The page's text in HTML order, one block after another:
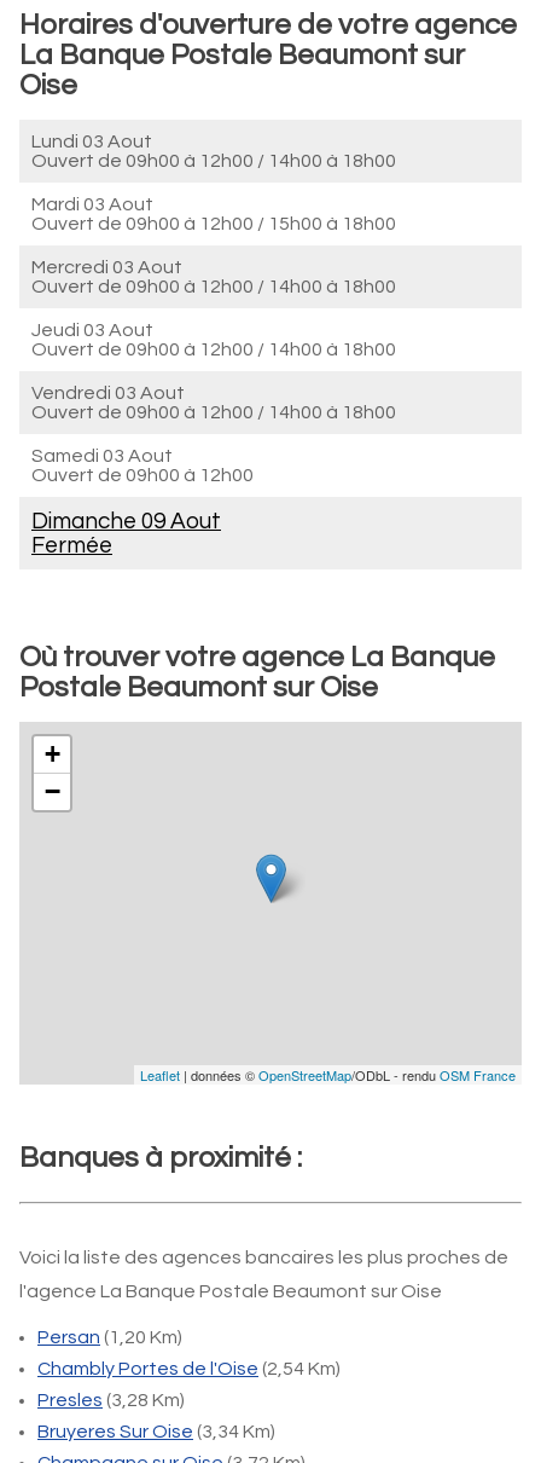
Horaires d'ouverture de votre agence
La Banque Postale Beaumont sur
Oise
Lundi 03 Aout
Ouvert de 09h00 à 12h00 / 14h00 à 18h00
Mardi 03 Aout
Ouvert de 09h00 à 12h00 / 15h00 à 18h00
Mercredi 03 Aout
Ouvert de 09h00 à 12h00 / 14h00 à 18h00
Jeudi 03 Aout
Ouvert de 09h00 à 12h00 / 14h00 à 18h00
Vendredi 03 Aout
Ouvert de 09h00 à 12h00 / 14h00 à 18h00
Samedi 03 Aout
Ouvert de 09h00 à 12h00
Dimanche 09 Aout
Fermée
Où trouver votre agence La Banque
Postale Beaumont sur Oise
+
−
Leaflet | données ©OpenStreetMap/ODbL - renduOSM France
Banques à proximité :
Voici la liste des agences bancaires les plus proches de
l'agence La Banque Postale Beaumont sur Oise
Persan (1,20 Km)
Chambly Portes de l'Oise (2,54 Km)
Presles (3,28 Km)
Bruyeres Sur Oise (3,34 Km)